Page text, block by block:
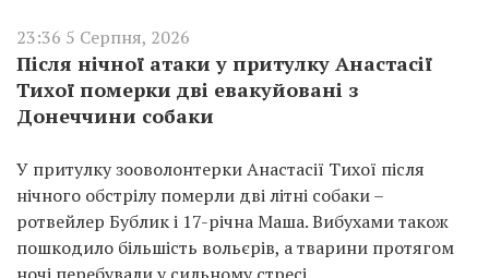
23:36 5 Серпня, 2026
Після нічної атаки у притулку Анастасії
Тихої померки дві евакуйовані з
Донеччини собаки
У притулку зооволонтерки Анастасії Тихої після
нічного обстрілу померли дві літні собаки –
ротвейлер Бублик і 17-річна Маша. Вибухами також
пошкодило більшість вольєрів, а тварини протягом
ночі перебували у сильному стресі.